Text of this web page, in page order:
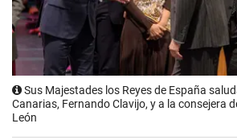
Sus Majestades los Reyes de España
Canarias, Fernando Clavijo, y a la consejera
León